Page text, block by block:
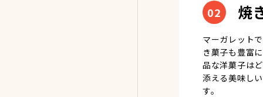
02 焼
マーガレット
き菓子も豊富
品な洋菓子は
添える美味し
す。